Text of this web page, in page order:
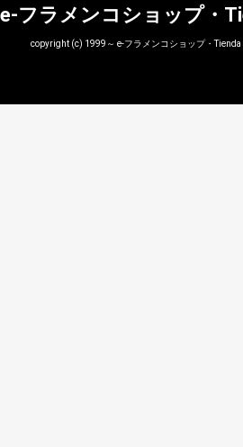
e-フラメンコショップ・
copyright (c) 1999～ e-フラメンコショップ・